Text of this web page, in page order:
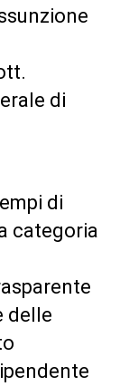
di
di
categoria
delle